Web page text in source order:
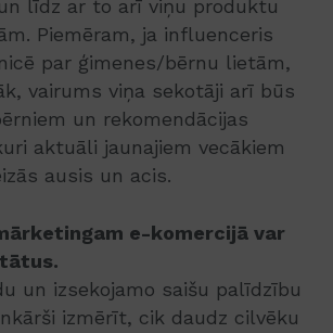
līdz ar to arī viņu produktu
Piemēram, ja influenceris
par ģimenes/bērnu lietām,
vairums viņa sekotāji arī būs
un rekomendācijas
aktuāli jaunajiem vecākiem
ausis un acis.
e-komercijā var
un izsekojamo saišu palīdzību
izmērīt, cik daudz cilvēku